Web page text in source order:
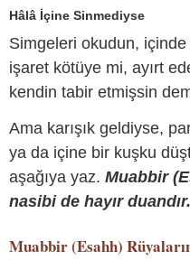
Hâlâ İçine Sinmediyse
Simgeleri okudun,
işaret kötüye mi, ayırt
kendin tabir etmişsin
Ama karışık geldiyse,
ya da içine bir kuşku
aşağıya yaz. Muabbir
nasibi de hayır duandır.
Muabbir (Esahh)